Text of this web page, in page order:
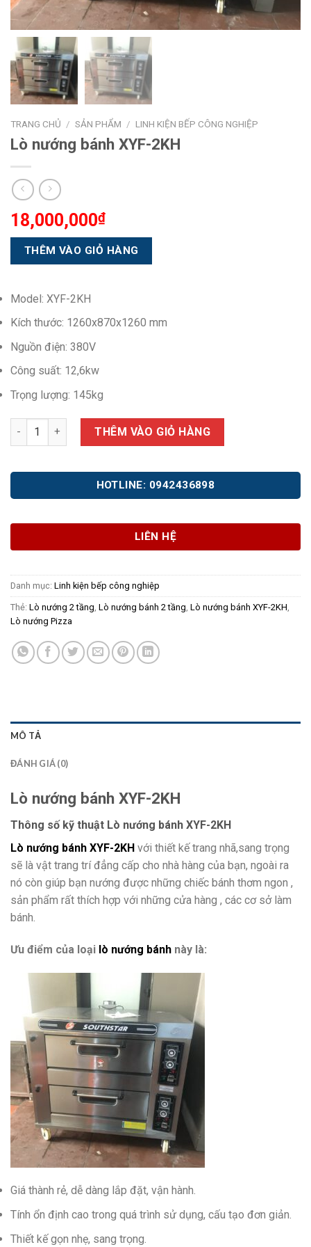
TRANG CHỦ / SẢN PHẨM / LINH KIỆN BẾP CÔNG NGHIỆP
Lò nướng bánh XYF-2KH
18,000,000₫
Model: XYF-2KH
Kích thước: 1260x870x1260 mm
Nguồn điện: 380V
Công suất: 12,6kw
Trọng lượng: 145kg
Lò nướng bánh XYF-2KH số lượng
THÊM VÀO GIỎ HÀNG
HOTLINE: 0942436898
LIÊN HỆ
Danh mục: Linh kiện bếp công nghiệp
Thẻ: Lò nướng 2 tầng Lò nướng bánh 2 tầng Lò nướng bánh XYF-2KH
Lò nướng Pizza
MÔ TẢ
ĐÁNH GIÁ (0)
Lò nướng bánh XYF-2KH
Thông số kỹ thuật Lò nướng bánh XYF-2KH
Lò nướng bánh XYF-2KH với thiết kế trang nhã,sang trọng
sẽ là vật trang trí đẳng cấp cho nhà hàng của bạn, ngoài ra
nó còn giúp bạn nướng được những chiếc bánh thơm ngon ,
sản phẩm rất thích hợp với những cửa hàng , các cơ sở làm
bánh.
Ưu điểm của loại lò nướng bánh này là:
Giá thành rẻ, dễ dàng lắp đặt, vận hành.
Tính ổn định cao trong quá trình sử dụng, cấu tạo đơn giản.
Thiết kế gọn nhẹ, sang trọng.